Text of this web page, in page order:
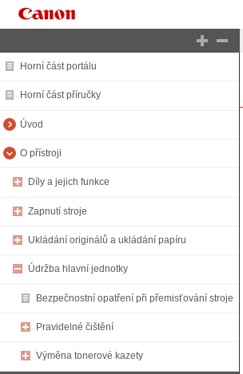
Horní část portálu
Horní část příručky
Úvod
O přístroji
Díly a jejich funkce
Zapnutí stroje
Ukládání originálů a ukládání papíru
Údržba hlavní jednotky
Bezpečnostní opatření při přemisťování stroje
Pravidelné čištění
Výměna tonerové kazety